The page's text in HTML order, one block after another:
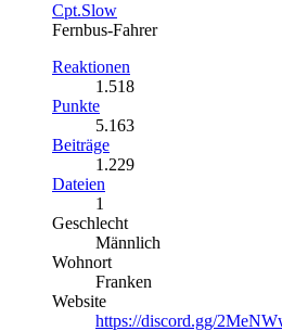
Cpt.Slow
Fernbus-Fahrer
Reaktionen
1.518
Punkte
5.163
Beiträge
1.229
Dateien
1
Geschlecht
Männlich
Wohnort
Franken
Website
https://discord.gg/